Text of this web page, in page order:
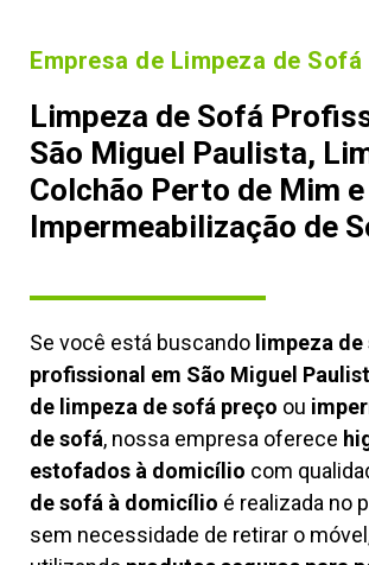
Empresa de Limpeza de Sofá
Limpeza de Sofá
São Miguel Paulista,
Colchão Perto de Mim e
Impermeabilização de
Se você está buscando limpeza de
profissional em São Miguel
de limpeza de sofá preço ou
de sofá, nossa empresa oferece
estofados à domicílio com
de sofá à domicílio é realizada no
sem necessidade de retirar o